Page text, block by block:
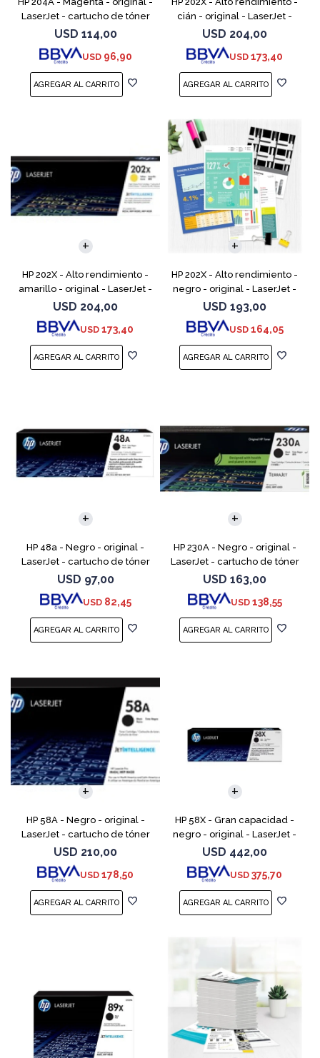
LaserJet - cartucho de tóner
(CF513A) - para Color LaserJet
Pro M154a, M154nw, MFP
M180n, MFP M18
USD 114,00
USD 96,90
cián - original - LaserJet -
cartucho de tóner (CF501X) -
para Color LaserJet Pro
M254dw, M254nw, M
USD 204,00
USD 173,40
HP 202X - Alto rendimiento -
amarillo - original - LaserJet -
cartucho de tóner (CF502X) -
para Color LaserJet Pro
M254dw, M254n
USD 204,00
USD 173,40
HP 202X - Alto rendimiento -
negro - original - LaserJet -
cartucho de tóner (CF500X) -
para Color LaserJet Pro
M254dw, M254nw,
USD 193,00
USD 164,05
HP 48a - Negro - original -
LaserJet - cartucho de tóner
(CF248A) - para LaserJet Pro
M15a, MFP M28a, MFP M28w,
MFP M31w
USD 97,00
USD 82,45
HP 230A - Negro - original -
LaserJet - cartucho de tóner
(W2300A) - para Color
LaserJet Pro 4201, 4203, MFP
4301, MFP 4303
USD 163,00
USD 138,55
HP 58A - Negro - original -
LaserJet - cartucho de tóner
(CF258A) - para LaserJet Pro
M404dn, M404dw, M404n,
M428fdw, MFP M428dw
USD 210,00
USD 178,50
HP 58X - Gran capacidad -
negro - original - LaserJet -
cartucho de tóner (CF258X) -
para LaserJet Pro M404dn,
M404dw, M404n, M4
USD 442,00
USD 375,70